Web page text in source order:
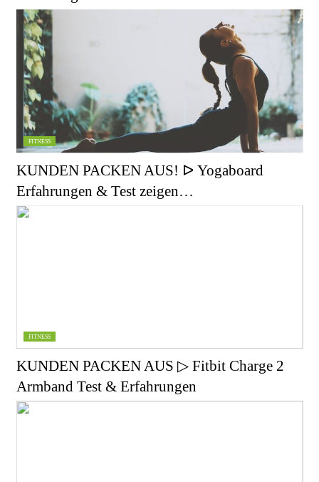
FITNESS
KUNDEN PACKEN AUS! ᐅ Yogaboard
Erfahrungen & Test zeigen…
FITNESS
KUNDEN PACKEN AUS ▷ Fitbit Charge 2
Armband Test & Erfahrungen